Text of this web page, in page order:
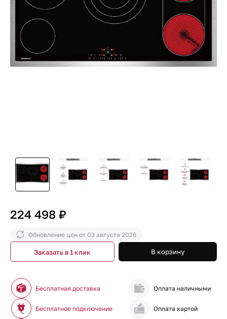
224 498 ₽
Обновление цен от 03 августа 2026
В корзину
Заказать в 1 клик
Бесплатная доставка
Бесплатное подключение
Оплата наличными
Оплата картой